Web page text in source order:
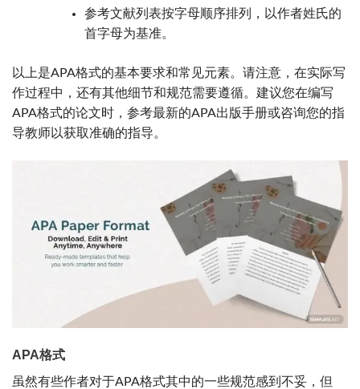
参考文献列表按字母顺序排列，以作者姓氏的
首字母为基准。
以上是APA格式的基本要求和常见元素。请注意，在实际写
作过程中，还有其他细节和规范需要遵循。建议您在编写
APA格式的论文时，参考最新的APA出版手册或咨询您的指
导教师以获取准确的指导。
APA格式
虽然有些作者对于APA格式其中的一些规范感到不妥，但